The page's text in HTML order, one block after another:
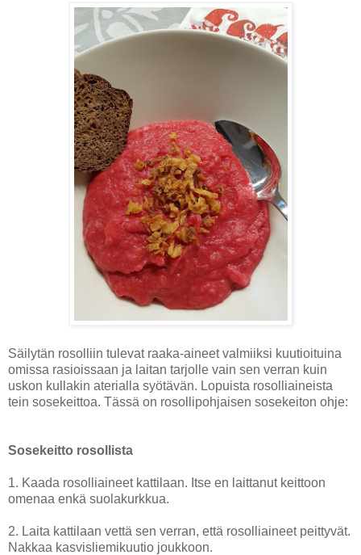
Säilytän rosolliin tulevat raaka-aineet valmiiksi kuutioituina
omissa rasioissaan ja laitan tarjolle vain sen verran kuin
uskon kullakin aterialla syötävän. Lopuista rosolliaineista
tein sosekeittoa. Tässä on rosollipohjaisen sosekeiton ohje:
Sosekeitto rosollista
1. Kaada rosolliaineet kattilaan. Itse en laittanut keittoon
omenaa enkä suolakurkkua.
2. Laita kattilaan vettä sen verran, että rosolliaineet peittyvät.
Nakkaa kasvisliemikuutio joukkoon.